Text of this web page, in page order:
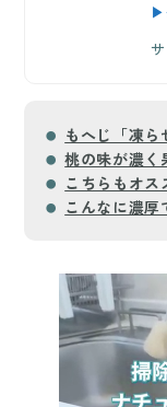
▶
もへじ「凍ら
桃の味が濃く
こちらもオス
こんなに濃厚